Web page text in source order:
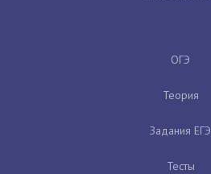
ОГЭ
Теория
Задания ЕГЭ
Тесты